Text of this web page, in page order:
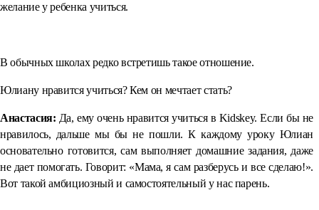
желание у ребенка учиться.
В обычных школах редко встретишь такое отношение.
Юлиану нравится учиться? Кем он мечтает стать?
Анастасия: Да, ему очень нравится учиться в Kidskey. Если бы не
нравилось, дальше мы бы не пошли. К каждому уроку Юлиан
основательно готовится, сам выполняет домашние задания, даже
не дает помогать. Говорит: «Мама, я сам разберусь и все сделаю!».
Вот такой амбициозный и самостоятельный у нас парень.